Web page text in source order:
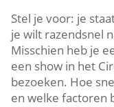
Stel je voor: je
je wilt razendsnel
Misschien heb je
een show in het
bezoeken. Hoe
en welke factoren